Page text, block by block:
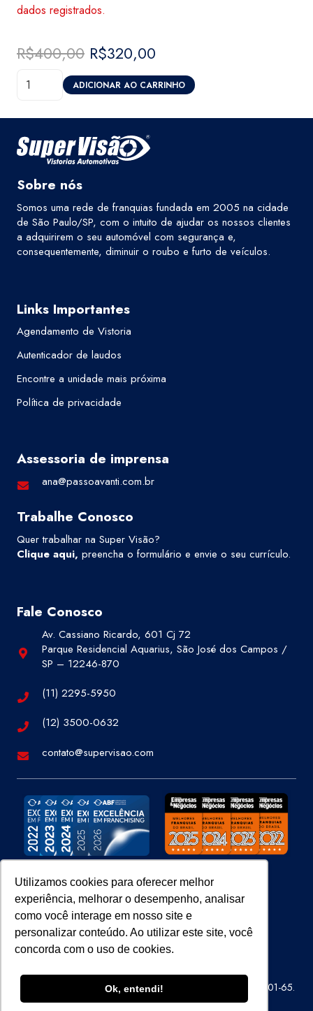
Utilizamos cookies para oferecer melhor
experiência, melhorar o desempenho, analisar
como você interage em nosso site e
personalizar conteúdo. Ao utilizar este site, você
concorda com o uso de cookies.
Ok, entendi!
dados registrados.
R$400,00 O
preço
original
R$320,00
preço
atual
Diagnóstico
-
Super
Visão
Guarulhos
quantidade
ADICIONAR AO CARRINHO
Sobre nós
Somos uma rede de franquias fundada em 2005 na cidade
de São Paulo/SP, com o intuito de ajudar os nossos clientes
a adquirirem o seu automóvel com segurança e,
consequentemente, diminuir o roubo e furto de veículos.
Links Importantes
Agendamento de Vistoria
Autenticador de laudos
Encontre a unidade mais próxima
Política de privacidade
Assessoria de imprensa
ana@passoavanti.com.br
Trabalhe Conosco
Quer trabalhar na Super Visão?
Clique aqui, preencha o formulário e envie o seu currículo.
Fale Conosco
Av. Cassiano Ricardo, 601 Cj 72
Parque Residencial Aquarius, São José dos Campos /
SP – 12246-870
(11) 2295-5950
(12) 3500-0632
contato@supervisao.com
Site 100% Seguro
Super Visão Perícias e Vistorias Ltda – CNPJ 07.686.414/0001-65.